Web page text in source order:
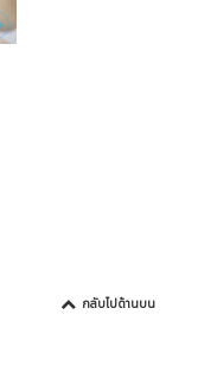
กลับไปด้านบน